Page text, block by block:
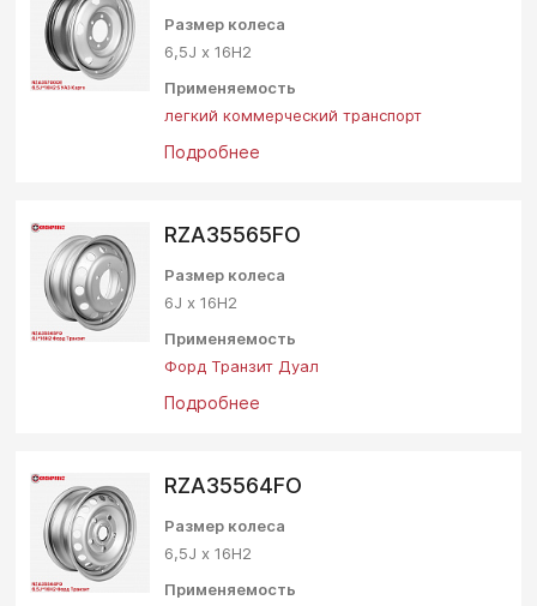
Размер колеса
6,5J х 16Н2
Применяемость
легкий коммерческий транспорт
Подробнее
RZA35565FO
Размер колеса
6J х 16Н2
Применяемость
Форд Транзит Дуал
Подробнее
RZA35564FO
Размер колеса
6,5J х 16Н2
Применяемость